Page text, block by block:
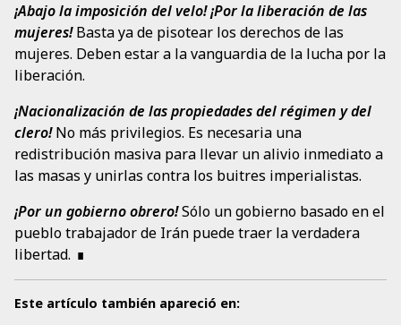
¡Abajo la imposición del velo! ¡Por la liberación de las
mujeres!Basta ya de pisotear los derechos de las
mujeres. Deben estar a la vanguardia de la lucha por la
liberación.
¡Nacionalización de las propiedades del régimen y del
clero!No más privilegios. Es necesaria una
redistribución masiva para llevar un alivio inmediato a
las masas y unirlas contra los buitres imperialistas.
¡Por un gobierno obrero!Sólo un gobierno basado en el
pueblo trabajador de Irán puede traer la verdadera
libertad.
Este artículo también apareció en: